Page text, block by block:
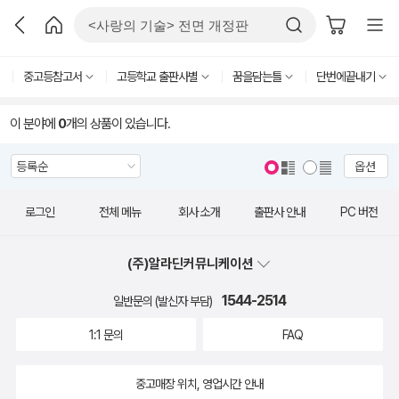
중고등참고서 고등학교 출판사별 꿈을담는틀 단번에끝내기
이 분야에 0개의 상품이 있습니다.
옵션
로그인 전체 메뉴 회사 소개 출판사 안내 PC 버전
(주)알라딘커뮤니케이션
일반문의 (발신자 부담) 1544-2514
1:1 문의 FAQ
중고매장 위치, 영업시간 안내